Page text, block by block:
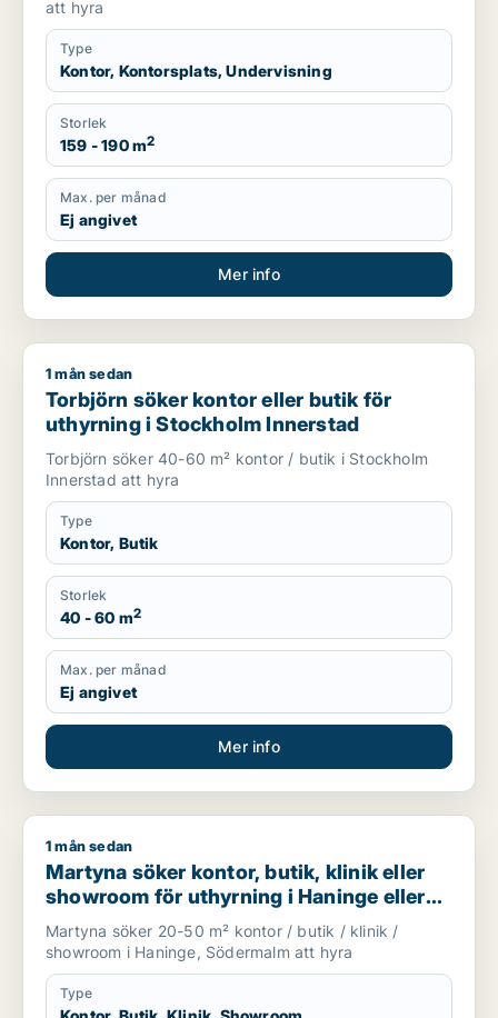
att hyra
Type
Kontor, Kontorsplats, Undervisning
Storlek
159 - 190 m2
Max. per månad
Ej angivet
Mer info
Torbjörn söker kontor eller butik för uthyrning i Stockholm
1 mån sedan
Torbjörn söker kontor eller butik för
uthyrning i Stockholm Innerstad
Torbjörn söker 40-60 m² kontor / butik i Stockholm
Innerstad att hyra
Type
Kontor, Butik
Storlek
40 - 60 m2
Max. per månad
Ej angivet
Mer info
Martyna söker kontor, butik, klinik eller showroom för
1 mån sedan
Martyna söker kontor, butik, klinik eller
showroom för uthyrning i Haninge eller
Södermalm
Martyna söker 20-50 m² kontor / butik / klinik /
showroom i Haninge, Södermalm att hyra
Type